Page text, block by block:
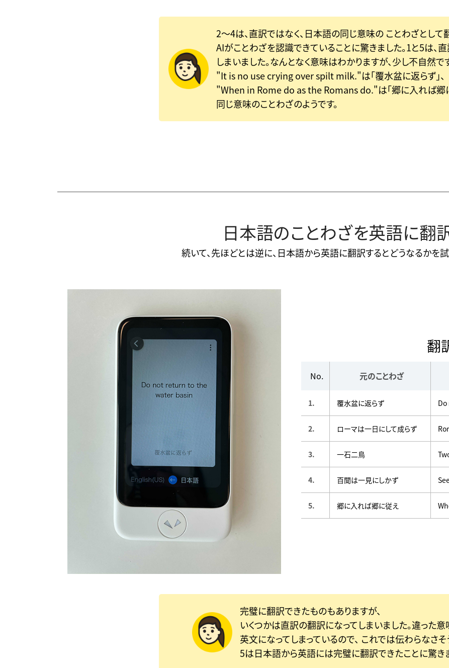
2～4は、直訳ではなく、日本語の同じ意味の ことわざとして
AIがことわざを認識できていることに驚きました。1と5は、
しまいました。なんとなく意味はわかりますが、少し不自然で
"It is no use crying over spilt milk."は「覆水盆に返らず」、
"When in Rome do as the Romans do."は「郷に入れば郷
同じ意味のことわざのようです。
日本語のことわざを英語に翻
続いて、先ほどとは逆に、日本語から英語に翻訳するとどうなるかを試
翻
No. 元のことわざ
1. 覆水盆に返らず
2. ローマは一日にして成らず
3. 一石二鳥
4. 百聞は一見にしかず
5. 郷に入れば郷に従え
完璧に翻訳できたものもありますが、
いくつかは直訳の翻訳になってしまいました。違った
英文になってしまっているので、 これでは伝わらなさそ
5は日本語から英語には完璧に翻訳できたことに驚き